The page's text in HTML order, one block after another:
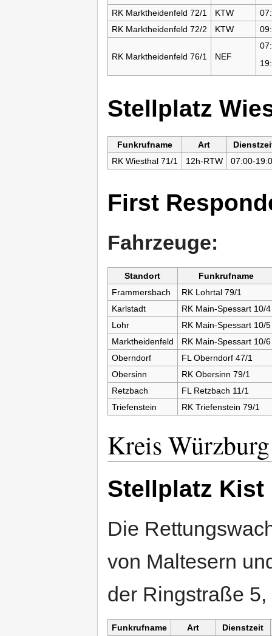
RK Marktheidenfeld 72/1 KTW
RK Marktheidenfeld 72/2
KTW
RK Marktheidenfeld 76/1 NEF
Stellplatz
Funkrufname Art
RK Wiesthal 71/1
12h-RTW 07:00-
First
Fahrzeuge:
Standort
Funkrufname
Frammersbach
RK Lohrtal 79/1
Karlstadt
RK Main-Spessart 10/4
Lohr
RK Main-Spessart 10/5
Marktheidenfeld
RK Main-Spessart 10/6
Oberndorf
FL Oberndorf 47/1
Obersinn
RK Obersinn 79/1
Retzbach
FL Retzbach 11/1
Triefenstein
RK Triefenstein 79/1
Kreis Würzburg
Stellplatz Kist
Die
von Maltesern
der Ringstraße
Funkrufname Art Dienstzeit